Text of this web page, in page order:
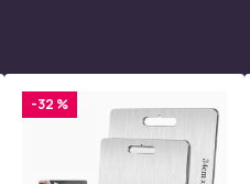
36ebee93-906c-5262-
-32 %